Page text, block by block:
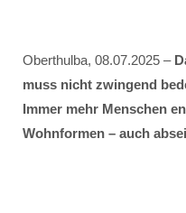
Oberthulba, 08.07.2025 –
muss nicht zwingend
Immer mehr Menschen
Wohnformen – auch